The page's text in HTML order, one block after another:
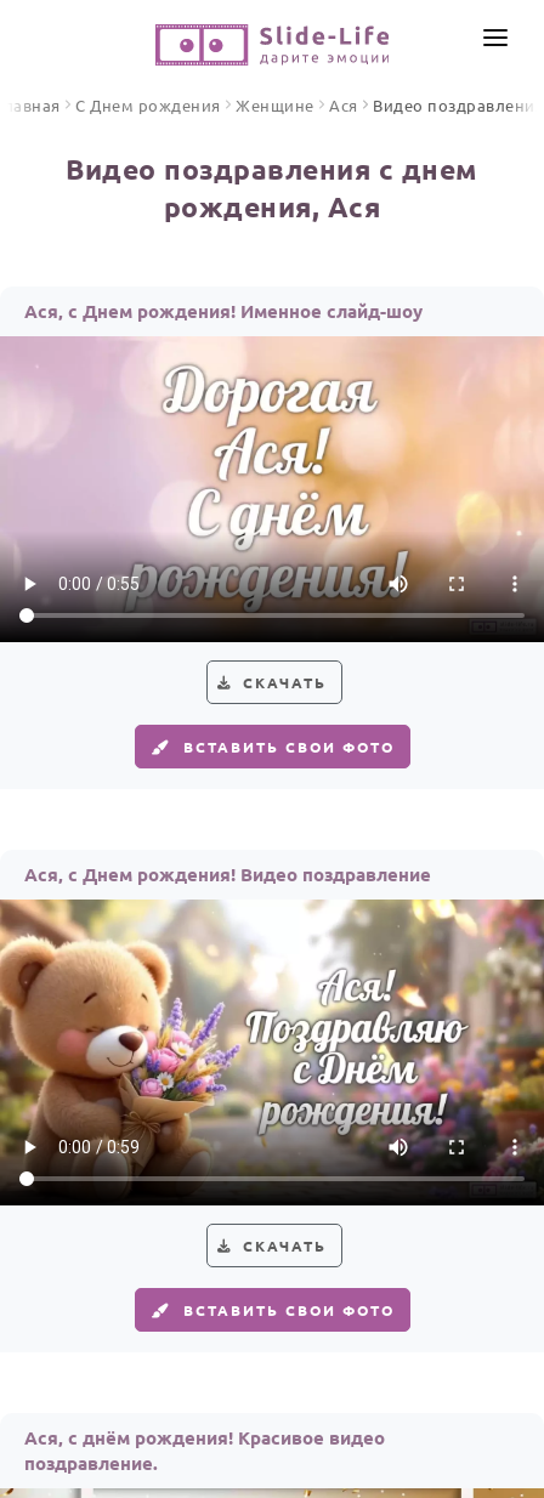
Открытки
Стихи и тексты
Свадьба
Выпускной HOT
Календарь праздников
Женщине
Мужчине
Детям
Все родственники
ПЕРСОНАЛЬНЫЕ
Пожелания
По именам
По годам
ИНСТРУМЕНТЫ
ОТЗЫВЫ
С Днем рождения Женщине Ася Видео поздравления
Видео поздравления с днем
рождения, Ася
Ася, с Днем рождения! Именное слайд-шоу
СКАЧАТЬ
ВСТАВИТЬ СВОИ ФОТО
Ася, с Днем рождения! Видео поздравление
СКАЧАТЬ
ВСТАВИТЬ СВОИ ФОТО
Ася, с днём рождения! Красивое видео
поздравление.